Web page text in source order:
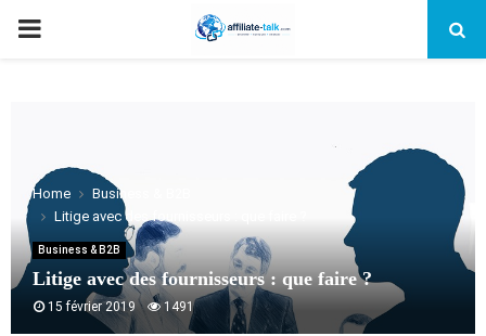
PRIMARY
Home
Business & B2B
Litige avec des fournisseurs : que faire ?
Business & B2B
Litige avec des fournisseurs : que faire ?
15 février 2019 1491